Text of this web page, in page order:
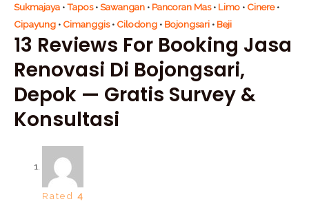
Sukmajaya •Tapos•Sawangan • Pancoran Mas• Limo • Cinere•
Cipayung • Cimanggis• Cilodong • Bojongsari • Beji
13 Reviews For Booking Jasa
Renovasi Di Bojongsari,
Depok — Gratis Survey &
Konsultasi
Rated4